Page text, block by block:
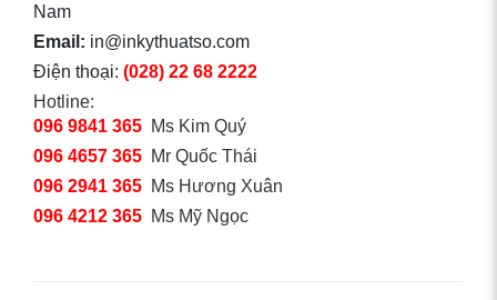
Nam
Email: in@inkythuatso.com
Điện thoại: (028) 22 68 2222
Hotline:
096 9841 365 Ms Kim Quý
096 4657 365 Mr Quốc Thái
096 2941 365 Ms Hương Xuân
096 4212 365 Ms Mỹ Ngọc